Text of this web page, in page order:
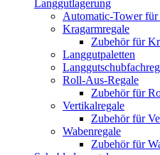
Langgutlagerung
Automatic-Tower
Kragarmregale
Zubehör für
Langgutpaletten
Roll-Aus-Regale
Zubehör für
Vertikalregale
Zubehör für
Wabenregale
Zubehör für